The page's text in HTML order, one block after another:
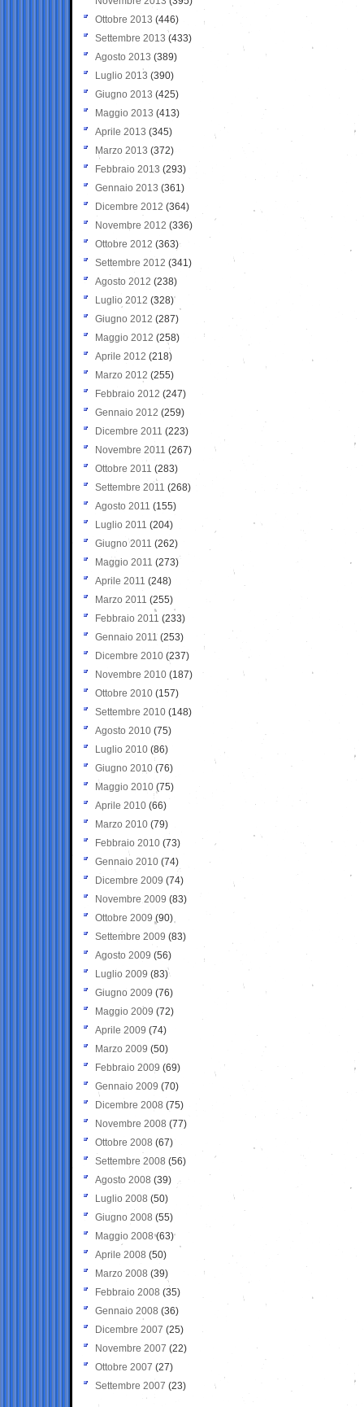
Ottobre 2013 (446)
Settembre 2013 (433)
Agosto 2013 (389)
Luglio 2013 (390)
Giugno 2013 (425)
Maggio 2013 (413)
Aprile 2013 (345)
Marzo 2013 (372)
Febbraio 2013 (293)
Gennaio 2013 (361)
Dicembre 2012 (364)
Novembre 2012 (336)
Ottobre 2012 (363)
Settembre 2012 (341)
Agosto 2012 (238)
Luglio 2012 (328)
Giugno 2012 (287)
Maggio 2012 (258)
Aprile 2012 (218)
Marzo 2012 (255)
Febbraio 2012 (247)
Gennaio 2012 (259)
Dicembre 2011 (223)
Novembre 2011 (267)
Ottobre 2011 (283)
Settembre 2011 (268)
Agosto 2011 (155)
Luglio 2011 (204)
Giugno 2011 (262)
Maggio 2011 (273)
Aprile 2011 (248)
Marzo 2011 (255)
Febbraio 2011 (233)
Gennaio 2011 (253)
Dicembre 2010 (237)
Novembre 2010 (187)
Ottobre 2010 (157)
Settembre 2010 (148)
Agosto 2010 (75)
Luglio 2010 (86)
Giugno 2010 (76)
Maggio 2010 (75)
Aprile 2010 (66)
Marzo 2010 (79)
Febbraio 2010 (73)
Gennaio 2010 (74)
Dicembre 2009 (74)
Novembre 2009 (83)
Ottobre 2009 (90)
Settembre 2009 (83)
Agosto 2009 (56)
Luglio 2009 (83)
Giugno 2009 (76)
Maggio 2009 (72)
Aprile 2009 (74)
Marzo 2009 (50)
Febbraio 2009 (69)
Gennaio 2009 (70)
Dicembre 2008 (75)
Novembre 2008 (77)
Ottobre 2008 (67)
Settembre 2008 (56)
Agosto 2008 (39)
Luglio 2008 (50)
Giugno 2008 (55)
Maggio 2008(63)
Aprile 2008 (50)
Marzo 2008 (39)
Febbraio 2008 (35)
Gennaio 2008 (36)
Dicembre 2007 (25)
Novembre 2007 (22)
Ottobre 2007 (27)
Settembre 2007 (23)